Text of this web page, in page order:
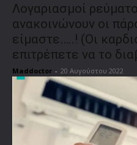
Λογαριασμοί
ανακοινώνουν οι
είμαστε…..! (Οι
επιτρέπετε να το
Maddoctor - 20 Αυγούστου 2022